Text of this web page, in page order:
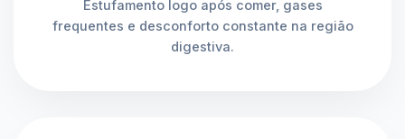
Estufamento logo após comer, gases
frequentes e desconforto constante na região
digestiva.